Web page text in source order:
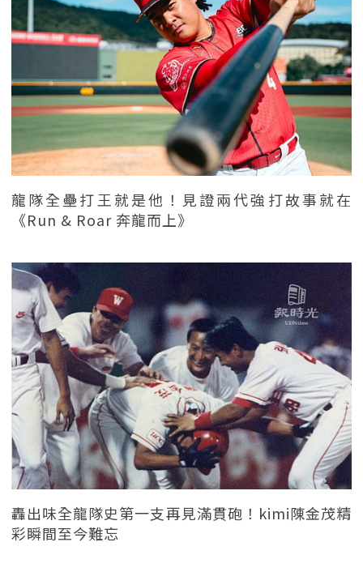
龍隊全壘打王就是他！見證兩代強打故事就在
《Run & Roar 奔龍而上》
轟出味全龍隊史第一支再見滿貫砲！kimi陳金茂精
彩瞬間至今難忘